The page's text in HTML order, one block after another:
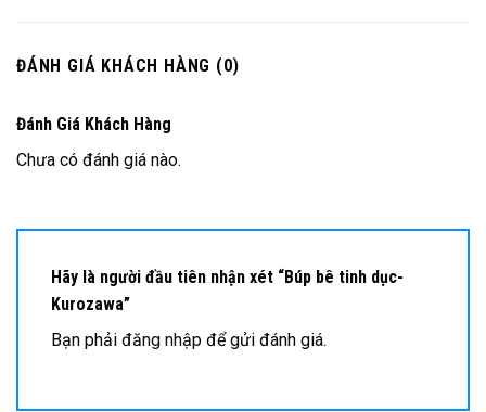
ĐÁNH GIÁ KHÁCH HÀNG (0)
Đánh Giá Khách Hàng
Chưa có đánh giá nào.
Hãy là người đầu tiên nhận xét “Búp bê tinh dục-
Kurozawa”
Bạn phải đăng nhập để gửi đánh giá.